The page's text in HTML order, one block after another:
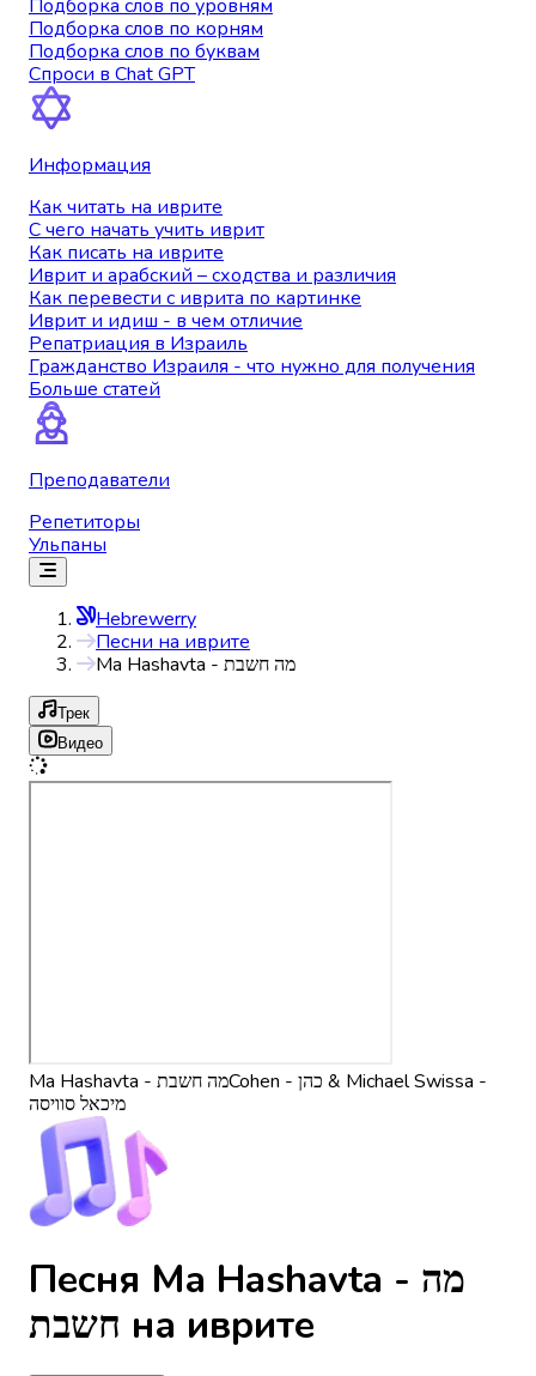
Подборка слов по уровням
Подборка слов по корням
Подборка слов по буквам
Спроси в Chat GPT
Информация
Как читать на иврите
С чего начать учить иврит
Как писать на иврите
Иврит и арабский – сходства и различия
Как перевести с иврита по картинке
Иврит и идиш - в чем отличие
Репатриация в Израиль
Гражданство Израиля - что нужно для получения
Больше статей
Преподаватели
Репетиторы
Ульпаны
Hebrewerry
Песни на иврите
Ma Hashavta - מה חשבת
Трек
Видео
Ma Hashavta - מה חשבתCohen - כהן & Michael Swissa -
מיכאל סוויסה
Песня Ma Hashavta - מה
חשבת на иврите